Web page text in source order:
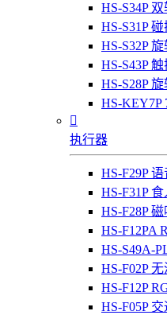
HS-S34P
HS-S31P
HS-S32P
HS-S43P
HS-S28P
HS-KEY7P

执行器
HS-F29P
HS-F31P
HS-F28P
HS-F12PA
HS-S49A-
HS-F02P
HS-F12P
HS-F05P